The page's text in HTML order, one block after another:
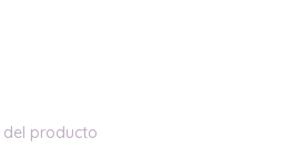
del producto